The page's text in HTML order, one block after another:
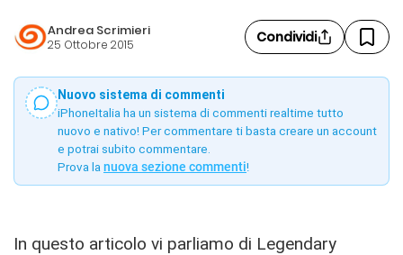
Andrea Scrimieri
25 Ottobre 2015 Condividi
Nuovo sistema di commenti
iPhoneItalia ha un sistema di commenti realtime tutto
nuovo e nativo! Per commentare ti basta creare un account
e potrai subito commentare.
Prova la nuova sezione commenti!
In questo articolo vi parliamo di Legendary